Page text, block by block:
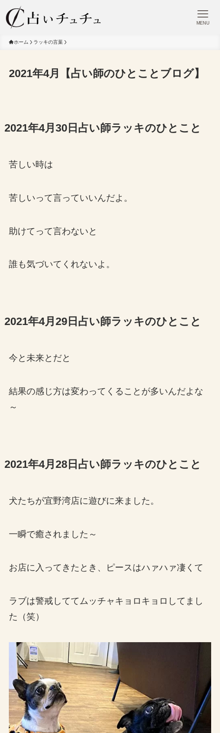
MENU
ホーム ラッキの言葉
2021年4月【占い師のひとことブログ】
2021年4月30日占い師ラッキのひとこと
苦しい時は
苦しいって言っていいんだよ。
助けてって言わないと
誰も気づいてくれないよ。
2021年4月29日占い師ラッキのひとこと
今と未来とだと
結果の感じ方は変わってくることが多いんだよな
～
2021年4月28日占い師ラッキのひとこと
犬たちが宜野湾店に遊びに来ました。
一瞬で癒されました～
お店に入ってきたとき、ピースはハァハァ凄くて
ラブは警戒しててムッチャキョロキョロしてまし
た（笑）